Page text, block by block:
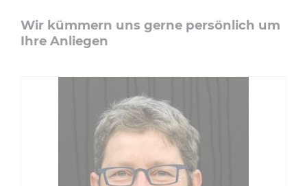
Wir kümmern uns gerne persönlich um
Ihre Anliegen